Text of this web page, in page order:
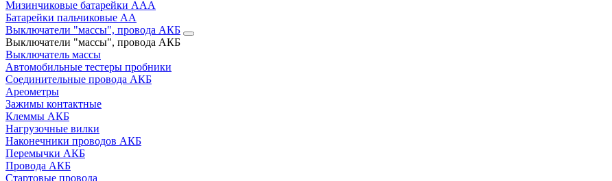
Мизинчиковые батарейки AAA
Батарейки пальчиковые АА
Выключатели "массы", провода АКБ
Выключатели "массы", провода АКБ
Выключатель массы
Автомобильные тестеры пробники
Соединительные провода АКБ
Ареометры
Зажимы контактные
Клеммы АКБ
Нагрузочные вилки
Наконечники проводов АКБ
Перемычки АКБ
Провода АКБ
Стартовые провода